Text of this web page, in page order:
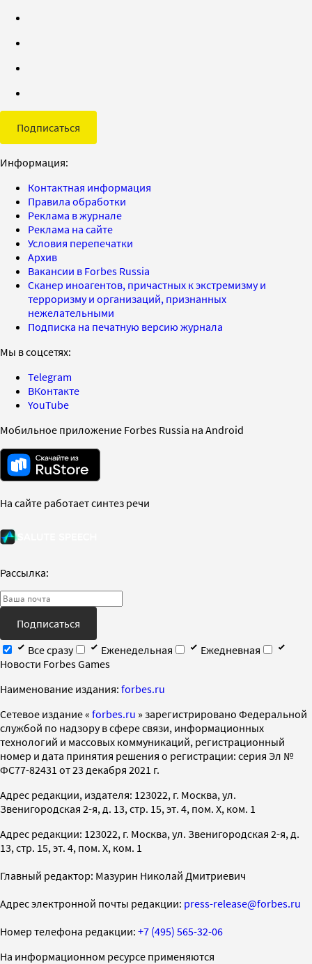
Подписаться
Информация:
Контактная информация
Правила обработки
Реклама в журнале
Реклама на сайте
Условия перепечатки
Архив
Вакансии в Forbes Russia
Сканер иноагентов, причастных к экстремизму и
терроризму и организаций, признанных
нежелательными
Подписка на печатную версию журнала
Мы в соцсетях:
Telegram
ВКонтакте
YouTube
Мобильное приложение Forbes Russia на Android
На сайте работает синтез речи
Рассылка:
Подписаться
Все сразу
Еженедельная
Ежедневная
Новости Forbes Games
Наименование издания: forbes.ru
Cетевое издание « forbes.ru » зарегистрировано Федеральной
службой по надзору в сфере связи, информационных
технологий и массовых коммуникаций, регистрационный
номер и дата принятия решения о регистрации: серия Эл №
ФС77-82431 от 23 декабря 2021 г.
Адрес редакции, издателя: 123022, г. Москва, ул.
Звенигородская 2-я, д. 13, стр. 15, эт. 4, пом. X, ком. 1
Адрес редакции: 123022, г. Москва, ул. Звенигородская 2-я, д.
13, стр. 15, эт. 4, пом. X, ком. 1
Главный редактор: Мазурин Николай Дмитриевич
Адрес электронной почты редакции: press-release@forbes.ru
Номер телефона редакции: +7 (495) 565-32-06
На информационном ресурсе применяются